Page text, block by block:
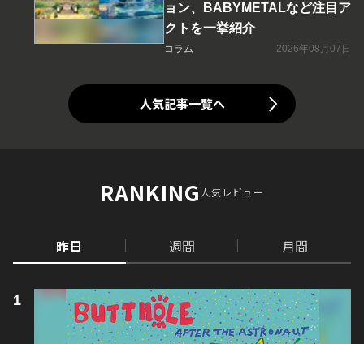
ョン、BABYMETALなど注目ア
クトを一挙紹介
コラム 2026年08月07日
人気記事一覧へ
RANKING人気レビュー
昨日 週間 月間